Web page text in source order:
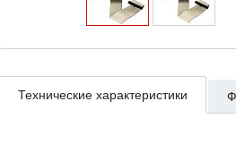
Технические характеристики